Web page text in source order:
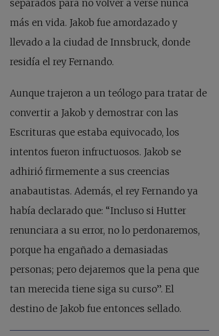
separados para no volver a verse nunca
más en vida. Jakob fue amordazado y
llevado a la ciudad de Innsbruck, donde
residía el rey Fernando.
Aunque trajeron a un teólogo para tratar de
convertir a Jakob y demostrar con las
Escrituras que estaba equivocado, los
intentos fueron infructuosos. Jakob se
adhirió firmemente a sus creencias
anabautistas. Además, el rey Fernando ya
había declarado que: “Incluso si Hutter
renunciara a su error, no lo perdonaremos,
porque ha engañado a demasiadas
personas; pero dejaremos que la pena que
tan merecida tiene siga su curso”. El
destino de Jakob fue entonces sellado.